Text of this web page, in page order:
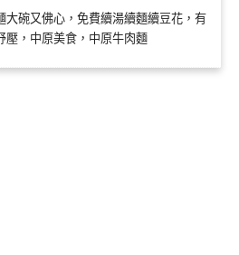
大碗又佛心，免費續湯續麵續豆花，有
壓，中原美食，中原牛肉麵